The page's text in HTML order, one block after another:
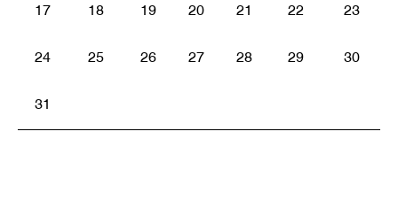
17 18 19 20 21 22 23
24 25 26 27 28 29 30
31